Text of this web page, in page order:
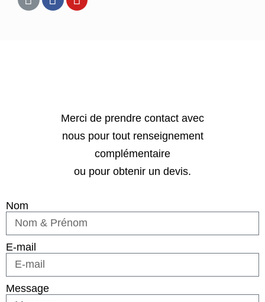
Merci de prendre contact avec
nous pour tout renseignement
complémentaire
ou pour obtenir un devis.
Nom
E-mail
Message